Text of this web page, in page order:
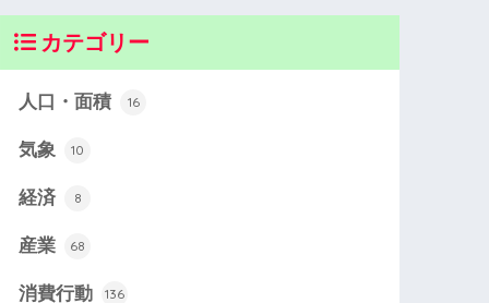
カテゴリー
人口・面積 16
気象 10
経済 8
産業 68
消費行動 136